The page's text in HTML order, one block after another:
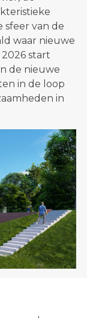
sfeer van de
waar nieuwe
start
de nieuwe
in de loop
in